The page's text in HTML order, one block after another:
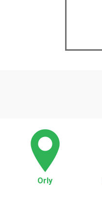
Orly